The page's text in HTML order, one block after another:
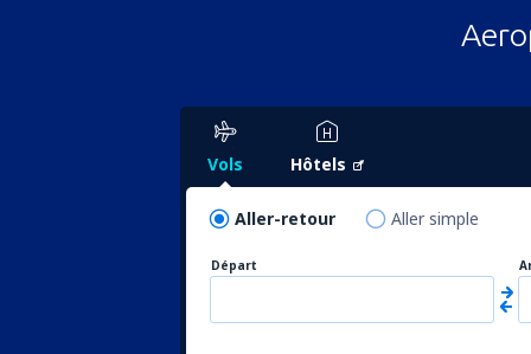
Vols Hôtels
Aller-retour Aller simple
Départ